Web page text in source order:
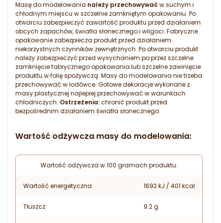
Masę do modelowania należy przechowywaćw suchym i
chłodnym miejscu w szczelnie zamkniętym opakowaniu. Po
otwarciu zabezpieczyć zawartość produktu przed działaniem
obcych zapachów, światła słonecznego i wilgoci. Fabryczne
opakowanie zabezpiecza produkt przed działaniem
niekorzystnych czynników zewnętrznych. Po otwarciu produkt
należy zabezpieczyć przed wysychaniem po przez szczelne
zamknięcie fabrycznego opakowania lub szczelne zawinięcie
produktu w folię spożywczą. Masy do modelowania nie trzeba
przechowywać w lodówce. Gotowe dekoracje wykonane z
masy plastycznej najlepiej przechowywać w warunkach
chłodniczych. Ostrzeżenia:chronić produkt przed
bezpośrednim działaniem światła słonecznego.
Wartość odżywcza masy do modelowania:
Wartość odżywcza w 100 gramach produktu:
Wartość energetyczna 1692 kJ / 401 kcal
Tłuszcz 9.2 g